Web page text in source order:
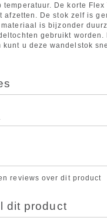
temperatuur. De korte
afzetten. De stok zelf is
is bijzonder
gebruikt worden.
kunt u deze wandelstok
reviews over dit product
dit product